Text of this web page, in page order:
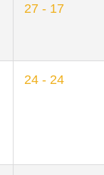
27 - 17
24 - 24